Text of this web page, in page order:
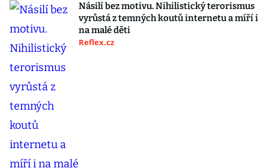
Násilí bez motivu. Nihilistický terorismus
vyrůstá z temných koutů internetu a míří i
na malé děti
Reflex.cz